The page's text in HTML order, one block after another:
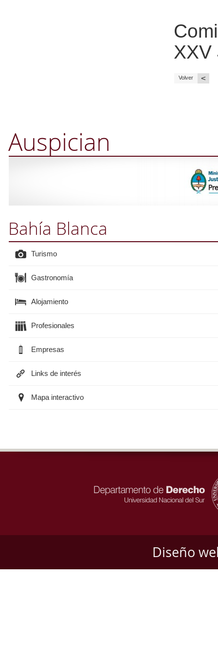
XXV
Volver <
Auspician
Bahía Blanca
Turismo
Gastronomía
Alojamiento
Profesionales
Empresas
Links de interés
Mapa interactivo
Diseño